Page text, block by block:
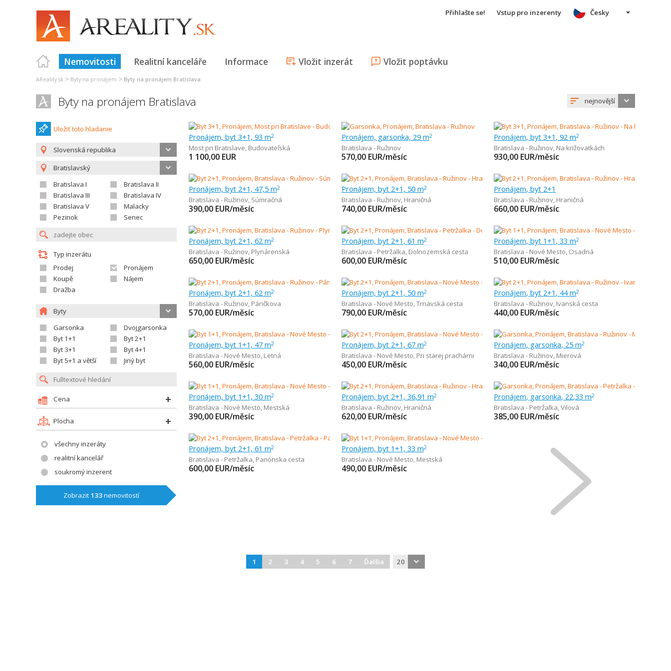
Přihlašte se! Vstup pro inzerenty
Nemovitosti Realitní kanceláře Informace Vložit inzerát Vložit poptávku
Česky
AReality.sk > Byty na pronájem > Byty na pronájem Bratislava
Byty na pronájem Bratislava nejnovější
Uložiť toto hladanie
Slovenská republika
Bratislavský
Bratislava I
Bratislava II
Bratislava III
Bratislava IV
Bratislava V
Malacky
Pezinok
Senec
Typ inzerátu
Prodej
Pronájem
Koupě
Nájem
Dražba
Byty
Garsonka
Dvojgarsonka
Byt 1+1
Byt 2+1
Byt 3+1
Byt 4+1
Byt 5+1 a větší
Jiný byt
Cena
Plocha
všechny inzeráty
realitní kancelář
soukromý inzerent
Zobrazit 133nemovitostí
Pronájem, byt 3+1, 93 m2
Most pri Bratislave, Budovateľská
1 100,00 EUR
Pronájem, garsonka, 29 m2
Bratislava - Ružinov
570,00 EUR/měsíc
Pronájem, byt 3+1, 92 m2
Bratislava - Ružinov, Na križovatkách
930,00 EUR/měsíc
Pronájem, byt 2+1, 47,5 m2
Bratislava - Ružinov, Súmračná
390,00 EUR/měsíc
Pronájem, byt 2+1, 50 m2
Bratislava - Ružinov, Hraničná
740,00 EUR/měsíc
Pronájem, byt 2+1
Bratislava - Ružinov, Hraničná
660,00 EUR/měsíc
Pronájem, byt 2+1, 62 m2
Bratislava - Ružinov, Plynárenská
650,00 EUR/měsíc
Pronájem, byt 2+1, 61 m2
Bratislava - Petržalka, Dolnozemská cesta
600,00 EUR/měsíc
Pronájem, byt 1+1, 33 m2
Bratislava - Nové Mesto, Osadná
510,00 EUR/měsíc
Pronájem, byt 2+1, 62 m2
Bratislava - Ružinov, Páričkova
570,00 EUR/měsíc
Pronájem, byt 2+1, 50 m2
Bratislava - Nové Mesto,Trnavská cesta
790,00 EUR/měsíc
Pronájem, byt 2+1, 44 m2
Bratislava - Ružinov, Ivanská cesta
440,00 EUR/měsíc
Pronájem, byt 1+1, 47 m2
Bratislava - Nové Mesto, Letná
560,00 EUR/měsíc
Pronájem, byt 2+1, 67 m2
Bratislava - Nové Mesto, Pri starej prachárni
450,00 EUR/měsíc
Pronájem, garsonka, 25 m2
Bratislava - Ružinov, Mierová
340,00 EUR/měsíc
Pronájem, byt 1+1, 30 m2
Bratislava - Nové Mesto, Mestská
390,00 EUR/měsíc
Pronájem, byt 2+1, 36,91 m2
Bratislava - Ružinov, Hraničná
620,00 EUR/měsíc
Pronájem, garsonka, 22,33 m2
Bratislava - Petržalka,Vilová
385,00 EUR/měsíc
Pronájem, byt 2+1, 61 m2
Bratislava - Petržalka, Panónska cesta
600,00 EUR/měsíc
Pronájem, byt 1+1, 33 m2
Bratislava - Nové Mesto, Mestská
490,00 EUR/měsíc
1 2 3 4 5 6 7 Ďalšia 20